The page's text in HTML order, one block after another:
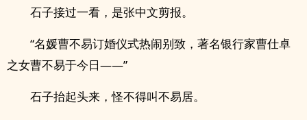
石子接过一看，是张中文剪报。
“名媛曹不易订婚仪式热闹别致，著名银行家曹仕卓
之女曹不易于今日——”
石子抬起头来，怪不得叫不易居。